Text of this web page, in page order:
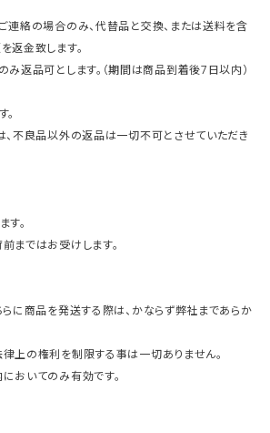
絡の場合のみ、代替品と交換、または送料を含
返金致します。
返品可とします。（期間は商品到着後7日以内）
不良品以外の返品は一切不可とさせていただき
。
まではお受けします。
に商品を発送する際は、かならず弊社まであらか
上の権利を制限する事は一切ありません。
おいてのみ有効です。